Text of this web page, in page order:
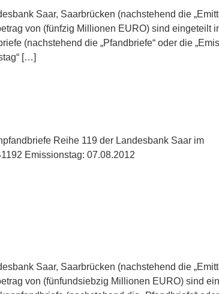
Saar, Saarbrücken (nachstehend die
von (fünfzig Millionen EURO) sind eingeteilt
(nachstehend die „Pfandbriefe“ oder die
[…]
Reihe 119 der Landesbank Saar im
Emissionstag: 07.08.2012
Saar, Saarbrücken (nachstehend die
von (fünfundsiebzig Millionen EURO) sind